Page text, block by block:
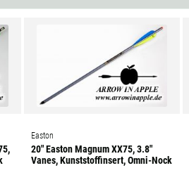
Easton
20" Easton Magnum XX75, 3.8"
Vanes, Kunststoffinsert, Omni-Nock